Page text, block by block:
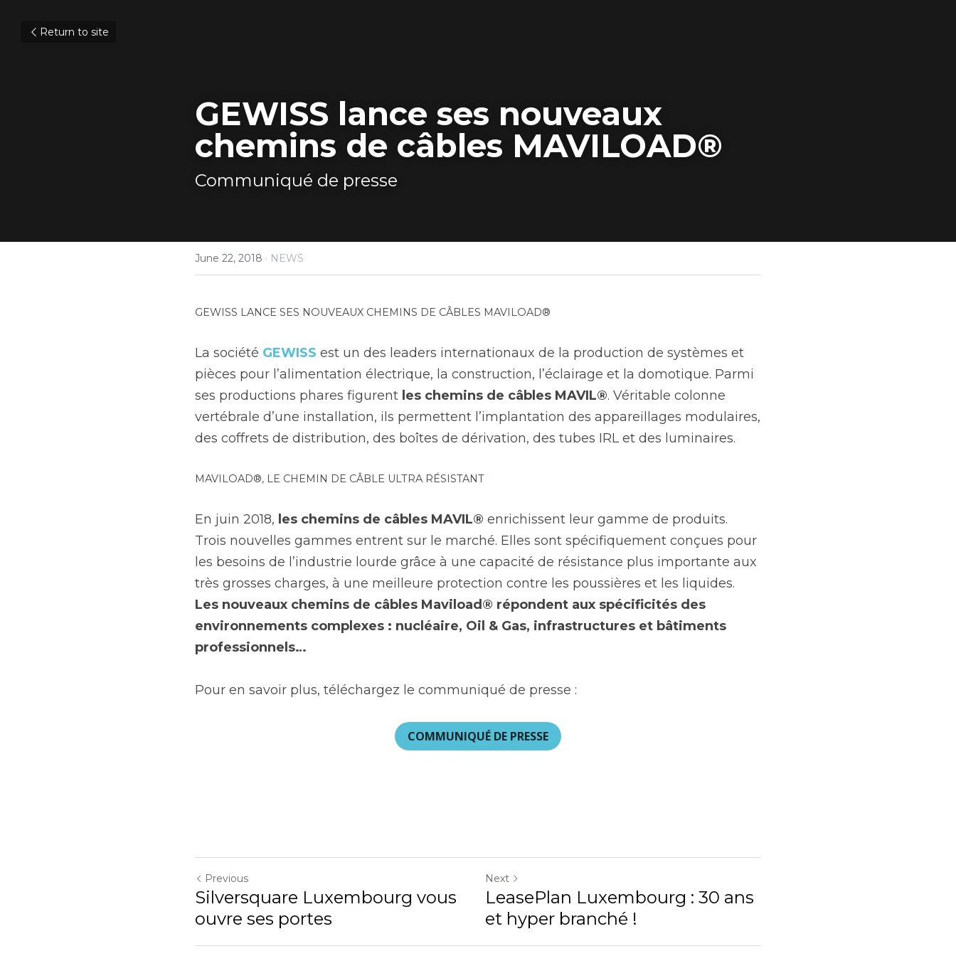
Return to site
GEWISS lance ses nouveaux
chemins de câbles MAVILOAD®
Communiqué de presse
June 22, 2018 · NEWS
GEWISS LANCE SES NOUVEAUX CHEMINS DE CÂBLES MAVILOAD®
La société GEWISS est un des leaders internationaux de la production de systèmes et
pièces pour l’alimentation électrique, la construction, l’éclairage et la domotique. Parmi
ses productions phares figurent les chemins de câbles MAVIL®. Véritable colonne
vertébrale d’une installation, ils permettent l’implantation des appareillages modulaires,
des coffrets de distribution, des boîtes de dérivation, des tubes IRL et des luminaires.
MAVILOAD®, LE CHEMIN DE CÂBLE ULTRA RÉSISTANT
En juin 2018, les chemins de câbles MAVIL® enrichissent leur gamme de produits.
Trois nouvelles gammes entrent sur le marché. Elles sont spécifiquement conçues pour
les besoins de l’industrie lourde grâce à une capacité de résistance plus importante aux
Les nouveaux chemins de câbles Maviload® répondent aux spécificités des
environnements complexes : nucléaire, Oil & Gas, infrastructures et bâtiments
professionnels…
Pour en savoir plus, téléchargez le communiqué de presse :
COMMUNIQUÉ DE PRESSE
Previous
Silversquare Luxembourg vous
ouvre ses portes
Next
LeasePlan Luxembourg : 30 ans
et hyper branché !